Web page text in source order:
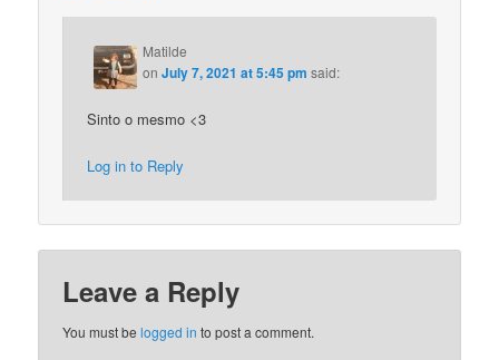
Matilde
onJuly 7, 2021 at 5:45 pm said:
Sinto o mesmo <3
Log in to Reply
Leave a Reply
You must belogged in to post a comment.